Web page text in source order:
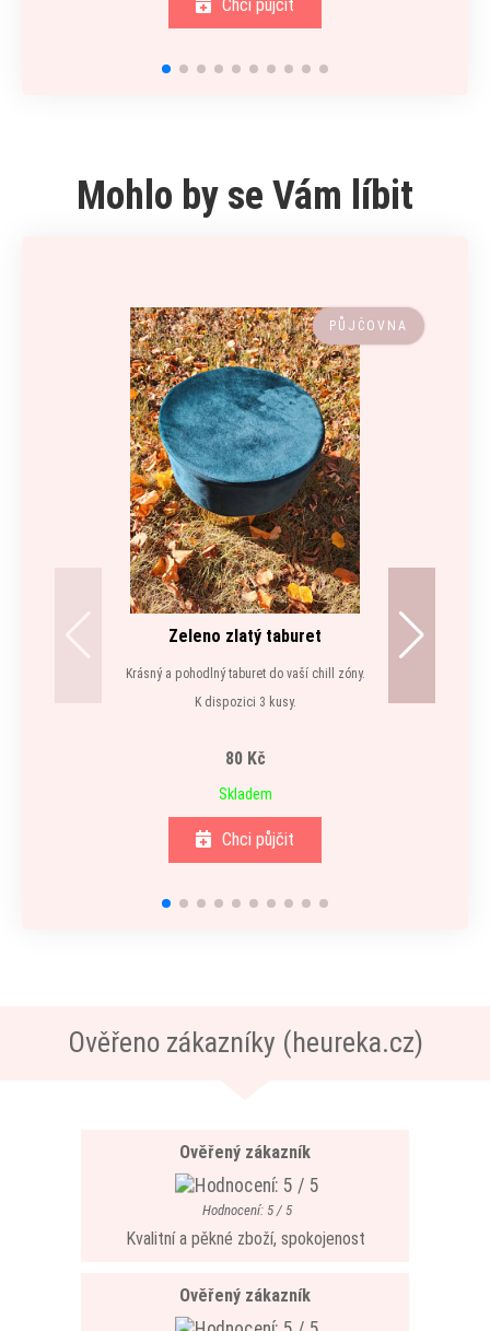
Chci půjčit
Mohlo by se Vám líbit
PŮJČOVNA
Zeleno zlatý taburet
Krásný a pohodlný taburet do vaší chill zóny.
K dispozici 3 kusy.
80 Kč
Skladem
Chci půjčit
Ověřeno zákazníky (heureka.cz)
Ověřený zákazník
Hodnocení: 5 / 5
Kvalitní a pěkné zboží, spokojenost
Ověřený zákazník